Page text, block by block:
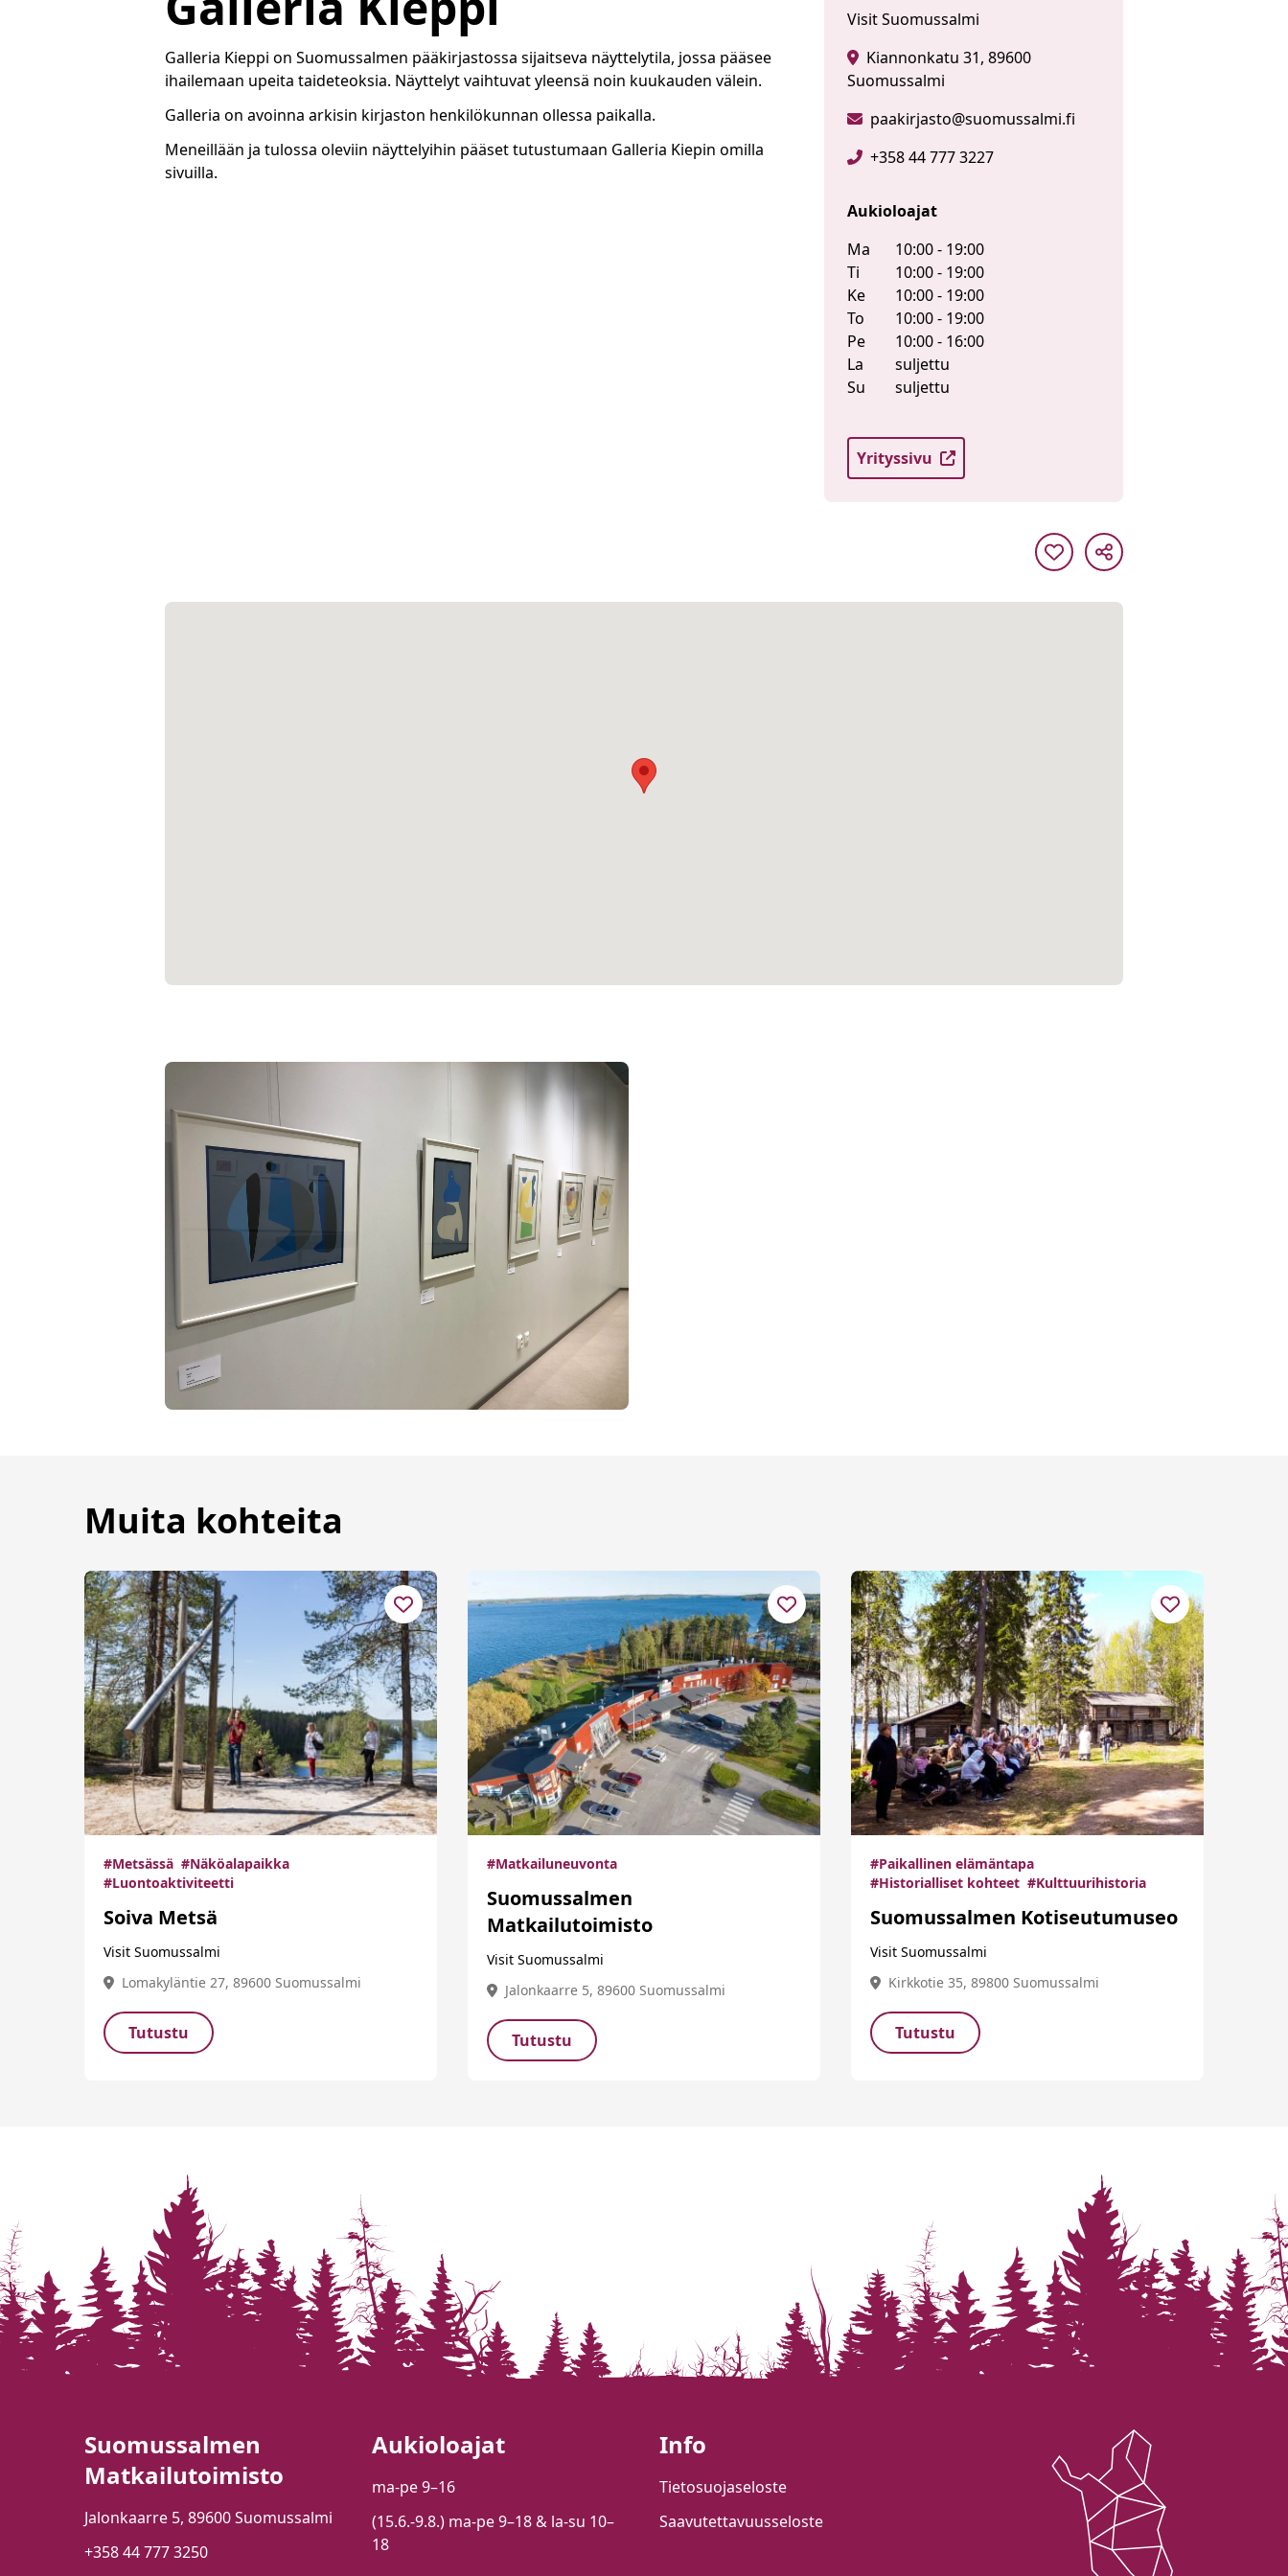
Galleria Kieppi on Suomussalmen pääkirjastossa sijaitseva näyttelytila, jossa pääsee
ihailemaan upeita taideteoksia. Näyttelyt vaihtuvat yleensä noin kuukauden välein.
Galleria on avoinna arkisin kirjaston henkilökunnan ollessa paikalla.
Meneillään ja tulossa oleviin näyttelyihin pääset tutustumaan Galleria Kiepin omilla
sivuilla.
Visit Suomussalmi
Kiannonkatu 31, 89600
Suomussalmi
paakirjasto@suomussalmi.fi
+358 44 777 3227
Aukioloajat
Ma
10:00 - 19:00
Ti
10:00 - 19:00
Ke
10:00 - 19:00
To
10:00 - 19:00
Pe
10:00 - 16:00
La
suljettu
Su
suljettu
Yrityssivu
Muita kohteita
#Metsässä #Näköalapaikka
#Luontoaktiviteetti
Soiva Metsä
Visit Suomussalmi
Lomakyläntie 27, 89600 Suomussalmi
Tutustu
#Matkailuneuvonta
Suomussalmen
Matkailutoimisto
Visit Suomussalmi
Jalonkaarre 5, 89600 Suomussalmi
Tutustu
#Paikallinen elämäntapa
#Historialliset kohteet #Kulttuurihistoria
Suomussalmen Kotiseutumuseo
Visit Suomussalmi
Kirkkotie 35, 89800 Suomussalmi
Tutustu
Suomussalmen
Matkailutoimisto
Jalonkaarre 5, 89600 Suomussalmi
+358 44 777 3250
Aukioloajat
ma-pe 9–16
(15.6.-9.8.) ma-pe 9–18 & la-su 10–
18
Info
Tietosuojaseloste
Saavutettavuusseloste